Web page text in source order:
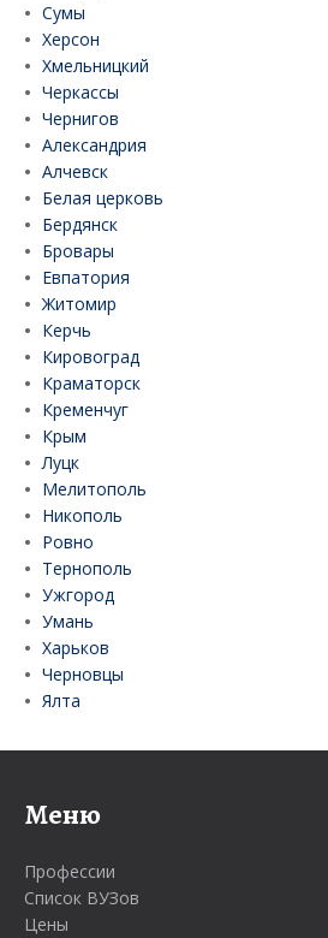
Сумы
Херсон
Хмельницкий
Черкассы
Чернигов
Александрия
Алчевск
Белая церковь
Бердянск
Бровары
Евпатория
Житомир
Керчь
Кировоград
Краматорск
Кременчуг
Крым
Луцк
Мелитополь
Никополь
Ровно
Тернополь
Ужгород
Умань
Харьков
Черновцы
Ялта
Меню
Профессии
Список ВУЗов
Цены